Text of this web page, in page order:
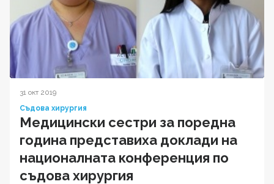
31 окт 2019
Съдова хирургия
Медицински сестри за поредна
година представиха доклади на
националната конференция по
съдова хирургия